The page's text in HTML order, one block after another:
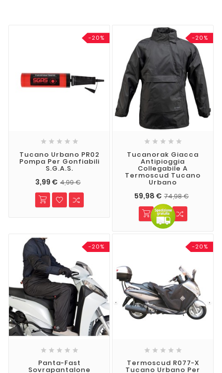
-20%
    
Tucano Urbano PR02
Pompa Per Gonfiabili
S.G.A.S.
3,99 € 4,99 €
-20%
    
Tucanorak Giacca
Antipioggia
Collegabile A
Termoscud Tucano
Urbano
59,98 € 74,98 €
-20%
    
Panta-Fast
Sovrapantalone
-20%
    
Termoscud R077-X
Tucano Urbano Per